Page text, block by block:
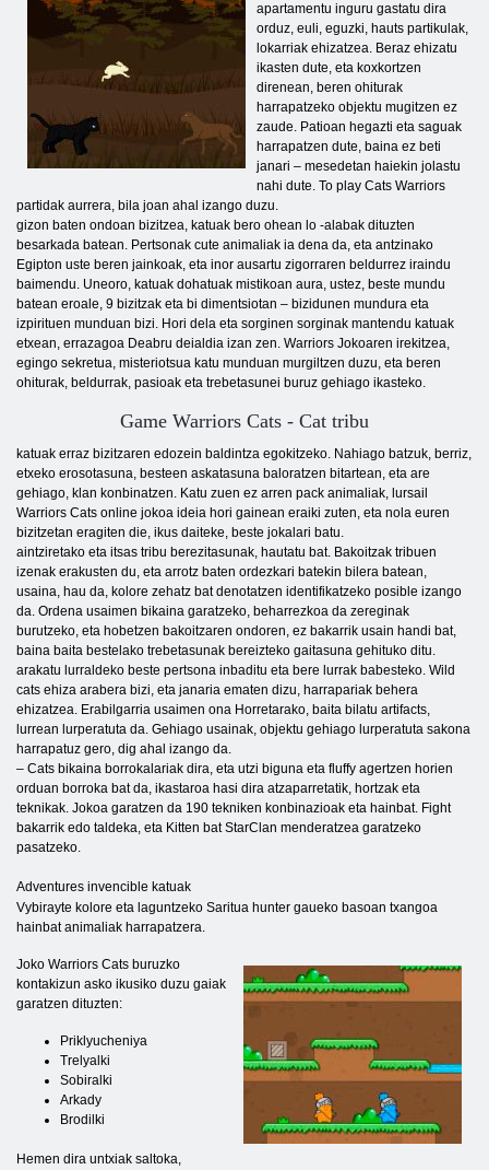
apartamentu inguru gastatu dira
orduz, euli, eguzki, hauts partikulak,
lokarriak ehizatzea. Beraz ehizatu
ikasten dute, eta koxkortzen
direnean, beren ohiturak
harrapatzeko objektu mugitzen ez
zaude. Patioan hegazti eta saguak
harrapatzen dute, baina ez beti
janari – mesedetan haiekin jolastu
nahi dute. To play Cats Warriors
partidak aurrera, bila joan ahal izango duzu.
gizon baten ondoan bizitzea, katuak bero ohean lo -alabak dituzten
besarkada batean. Pertsonak cute animaliak ia dena da, eta antzinako
Egipton uste beren jainkoak, eta inor ausartu zigorraren beldurrez iraindu
baimendu. Uneoro, katuak dohatuak mistikoan aura, ustez, beste mundu
batean eroale, 9 bizitzak eta bi dimentsiotan – bizidunen mundura eta
izpirituen munduan bizi. Hori dela eta sorginen sorginak mantendu katuak
etxean, errazagoa Deabru deialdia izan zen. Warriors Jokoaren irekitzea,
egingo sekretua, misteriotsua katu munduan murgiltzen duzu, eta beren
ohiturak, beldurrak, pasioak eta trebetasunei buruz gehiago ikasteko.
Game Warriors Cats - Cat tribu
katuak erraz bizitzaren edozein baldintza egokitzeko. Nahiago batzuk, berriz,
etxeko erosotasuna, besteen askatasuna baloratzen bitartean, eta are
gehiago, klan konbinatzen. Katu zuen ez arren pack animaliak, lursail
Warriors Cats online jokoa ideia hori gainean eraiki zuten, eta nola euren
bizitzetan eragiten die, ikus daiteke, beste jokalari batu.
aintziretako eta itsas tribu berezitasunak, hautatu bat. Bakoitzak tribuen
izenak erakusten du, eta arrotz baten ordezkari batekin bilera batean,
usaina, hau da, kolore zehatz bat denotatzen identifikatzeko posible izango
da. Ordena usaimen bikaina garatzeko, beharrezkoa da zereginak
burutzeko, eta hobetzen bakoitzaren ondoren, ez bakarrik usain handi bat,
baina baita bestelako trebetasunak bereizteko gaitasuna gehituko ditu.
arakatu lurraldeko beste pertsona inbaditu eta bere lurrak babesteko. Wild
cats ehiza arabera bizi, eta janaria ematen dizu, harrapariak behera
ehizatzea. Erabilgarria usaimen ona Horretarako, baita bilatu artifacts,
lurrean lurperatuta da. Gehiago usainak, objektu gehiago lurperatuta sakona
harrapatuz gero, dig ahal izango da.
– Cats bikaina borrokalariak dira, eta utzi biguna eta fluffy agertzen horien
orduan borroka bat da, ikastaroa hasi dira atzaparretatik, hortzak eta
teknikak. Jokoa garatzen da 190 tekniken konbinazioak eta hainbat. Fight
bakarrik edo taldeka, eta Kitten bat StarClan menderatzea garatzeko
pasatzeko.
Adventures invencible katuak
Vybirayte kolore eta laguntzeko Saritua hunter gaueko basoan txangoa
hainbat animaliak harrapatzera.
Joko Warriors Cats buruzko
kontakizun asko ikusiko duzu gaiak
garatzen dituzten:
Priklyucheniya
Trelyalki
Sobiralki
Arkady
Brodilki
Hemen dira untxiak saltoka,